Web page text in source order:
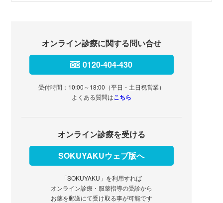
オンライン診療に関する問い合せ
0120-404-430
受付時間：10:00～18:00（平日・土日祝営業）
よくある質問はこちら
オンライン診療を受ける
SOKUYAKUウェブ版へ
「SOKUYAKU」を利用すれば
オンライン診療・服薬指導の受診から
お薬を郵送にて受け取る事が可能です